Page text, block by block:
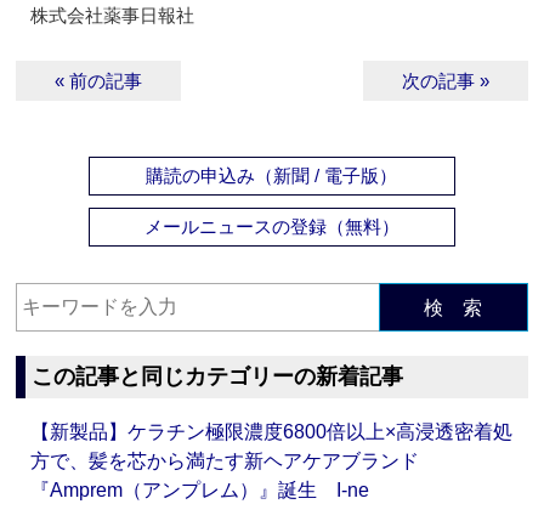
株式会社薬事日報社
« 前の記事 次の記事 »
購読の申込み（新聞 / 電子版）
メールニュースの登録（無料）
検 索
この記事と同じカテゴリーの新着記事
【新製品】ケラチン極限濃度6800倍以上×高浸透密着処
方で、髪を芯から満たす新ヘアケアブランド
『Amprem（アンプレム）』誕生 I-ne